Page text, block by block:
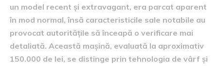
un model recent și extravagant, era parcat aparent
în mod normal, însă caracteristicile sale notabile au
provocat autoritățile să înceapă o verificare mai
detaliată. Această mașină, evaluată la aproximativ
150.000 de lei, se distinge prin tehnologia de vârf și